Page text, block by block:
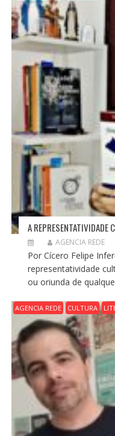
D
E
P
O
A REPRESENTATIVIDADE
AGENCIA REDE
Por Cícero Felipe
representatividade
ou oriunda de
AGENCIA REDE CULTURA